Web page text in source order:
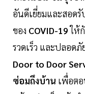
อันดีเยี่ยมและสอดรั
ของ COVID-19ให้
รวดเร็ว และปลอด
Door to Door
ซ่อมถึงบ้าน เพื่อต